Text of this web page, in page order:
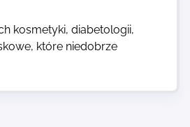
kosmetyki, diabetologii,
które niedobrze